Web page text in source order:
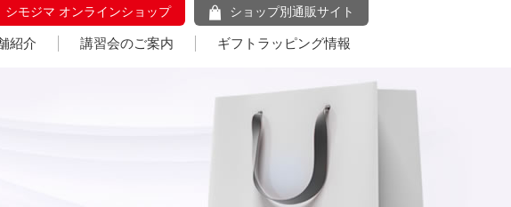
シモジマ オンラインショップ ショップ別通販サイト
紹介 講習会のご案内 ギフトラッピング情報